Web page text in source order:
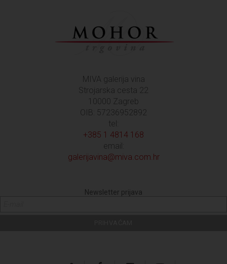
MIVA galerija vina
Strojarska cesta 22
10000 Zagreb
OIB: 57236952892
tel:
+385 1 4814 168
email:
galerijavina@miva.com.hr
Newsletter prijava